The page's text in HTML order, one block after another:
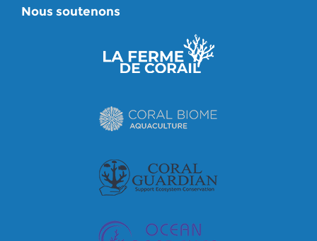
Nous soutenons